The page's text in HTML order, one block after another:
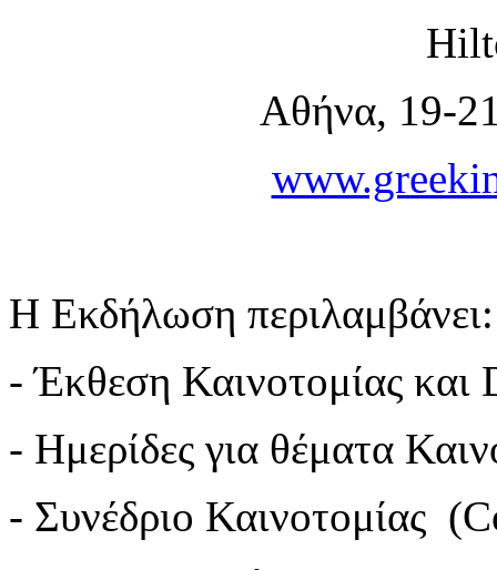
Αθήνα, 19-
Η Εκδήλωση περιλαμβάνει:
- Έκθεση Καινοτομίας
- Ημερίδες για θέματα
- Συνέδριο Καινοτομίας